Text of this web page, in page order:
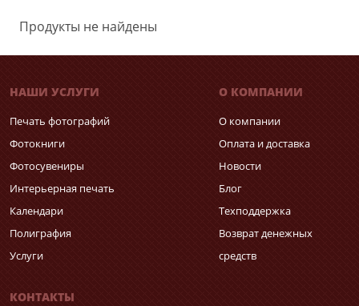
Продукты не найдены
НАШИ УСЛУГИ
Печать фотографий
Фотокниги
Фотосувениры
Интерьерная печать
Календари
Полиграфия
Услуги
О КОМПАНИИ
О компании
Оплата и доставка
Новости
Блог
Техподдержка
Возврат денежных
средств
КОНТАКТЫ